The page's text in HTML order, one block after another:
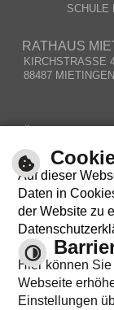
SCHULE
RATHAUS
KIRCHSTRASSE 4
88487 MIETINGEN
MO – DO:
MI:
Auf dieser
Daten in
der Website zu
Hier können
Webseite
Einstellungen